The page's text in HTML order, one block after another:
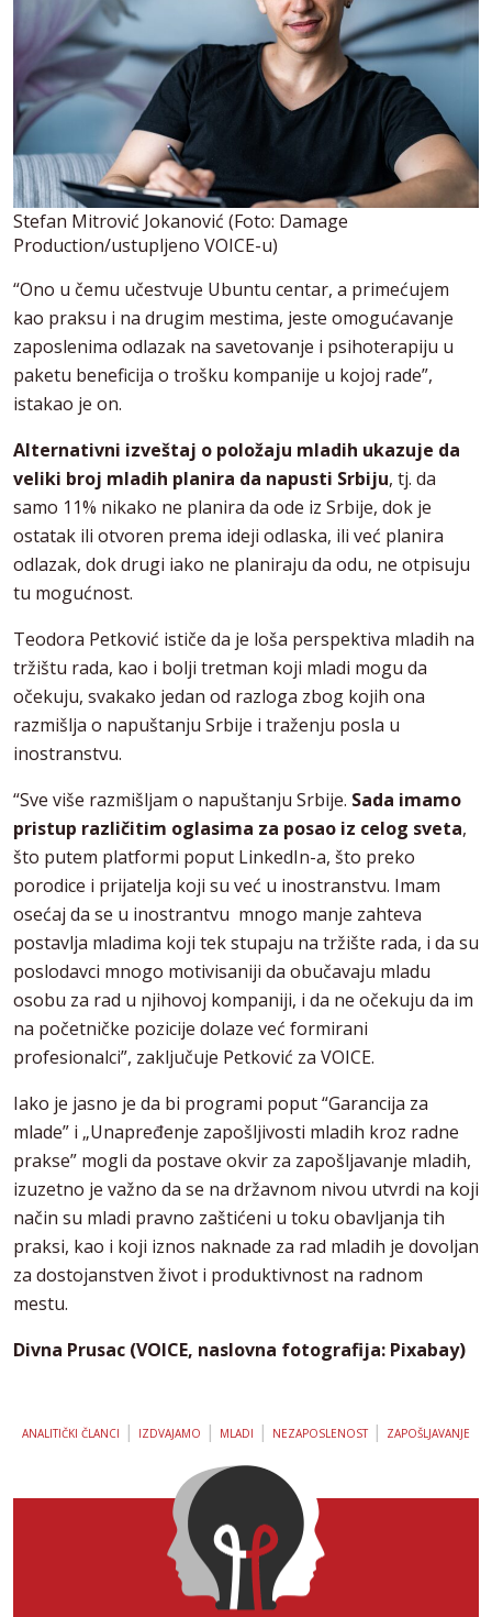
Stefan Mitrović Jokanović (Foto: Damage
Production/ustupljeno VOICE-u)
“Ono u čemu učestvuje Ubuntu centar, a primećujem
kao praksu i na drugim mestima, jeste omogućavanje
zaposlenima odlazak na savetovanje i psihoterapiju u
paketu beneficija o trošku kompanije u kojoj rade”,
istakao je on.
Alternativni izveštaj o položaju mladih ukazuje da
veliki broj mladih planira da napusti Srbiju, tj. da
samo 11% nikako ne planira da ode iz Srbije, dok je
ostatak ili otvoren prema ideji odlaska, ili već planira
odlazak, dok drugi iako ne planiraju da odu, ne otpisuju
tu mogućnost.
Teodora Petković ističe da je loša perspektiva mladih na
tržištu rada, kao i bolji tretman koji mladi mogu da
očekuju, svakako jedan od razloga zbog kojih ona
razmišlja o napuštanju Srbije i traženju posla u
inostranstvu.
“Sve više razmišljam o napuštanju Srbije. Sada imamo
pristup različitim oglasima za posao iz celog sveta,
što putem platformi poput LinkedIn-a, što preko
porodice i prijatelja koji su već u inostranstvu. Imam
osećaj da se u inostrantvu mnogo manje zahteva
postavlja mladima koji tek stupaju na tržište rada, i da su
poslodavci mnogo motivisaniji da obučavaju mladu
osobu za rad u njihovoj kompaniji, i da ne očekuju da im
na početničke pozicije dolaze već formirani
profesionalci”, zaključuje Petković za VOICE.
Iako je jasno je da bi programi poput “Garancija za
mlade” i „Unapređenje zapošljivosti mladih kroz radne
prakse” mogli da postave okvir za zapošljavanje mladih,
izuzetno je važno da se na državnom nivou utvrdi na koji
način su mladi pravno zaštićeni u toku obavljanja tih
praksi, kao i koji iznos naknade za rad mladih je dovoljan
za dostojanstven život i produktivnost na radnom
mestu.
Divna Prusac (VOICE, naslovna fotografija: Pixabay)
ANALITIČKI ČLANCI | IZDVAJAMO | MLADI | NEZAPOSLENOST| ZAPOŠLJAVANJE